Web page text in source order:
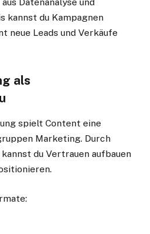
kannst du Kampagnen
neue Leads und Verkäufe
als
spielt Content eine
Marketing. Durch
du Vertrauen aufbauen